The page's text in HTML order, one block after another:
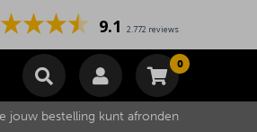
9.1 2.772 reviews
0
Subtotaal €0,00
jouw bestelling kunt afronden